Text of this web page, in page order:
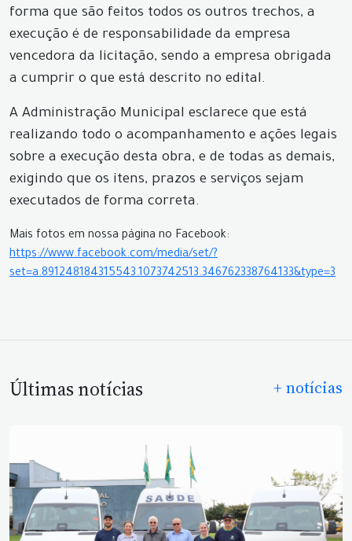
forma que são feitos todos os outros trechos, a
execução é de responsabilidade da empresa
vencedora da licitação, sendo a empresa obrigada
a cumprir o que está descrito no edital.
A Administração Municipal esclarece que está
realizando todo o acompanhamento e ações legais
sobre a execução desta obra, e de todas as demais,
exigindo que os itens, prazos e serviços sejam
executados de forma correta.
Mais fotos em nossa página no Facebook:
https://www.facebook.com/media/set/?
set=a.891248184315543.1073742513.346762338764133&type=3
Últimas notícias + notícias